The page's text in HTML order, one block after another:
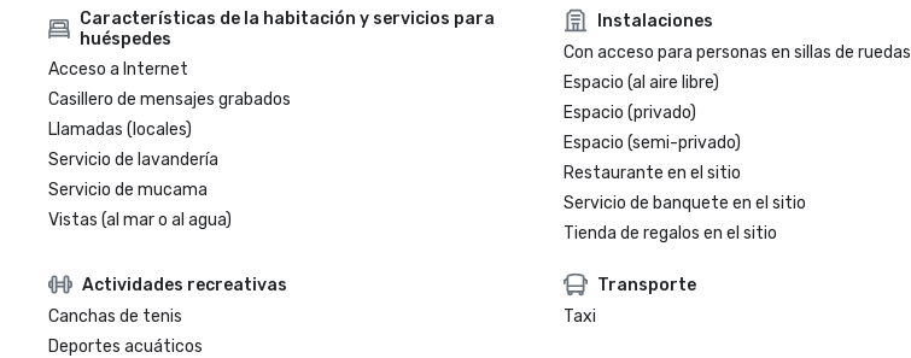
Características de la habitación y servicios para
huéspedes
Acceso a Internet
Casillero de mensajes grabados
Llamadas (locales)
Servicio de lavandería
Servicio de mucama
Vistas (al mar o al agua)
Instalaciones
Con acceso para personas en sillas de ruedas
Espacio (al aire libre)
Espacio (privado)
Espacio (semi-privado)
Restaurante en el sitio
Servicio de banquete en el sitio
Tienda de regalos en el sitio
Actividades recreativas
Canchas de tenis
Deportes acuáticos
Transporte
Taxi